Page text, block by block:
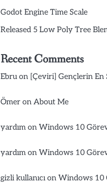
Godot Engine Time Scale
Released 5 Low Poly Tree
Recent Comments
Ebruon [Çeviri] Gençlerin En
Ömeron About Me
yardımon Windows 10
yardımon Windows 10
gizli kullanıcıon Windows 10